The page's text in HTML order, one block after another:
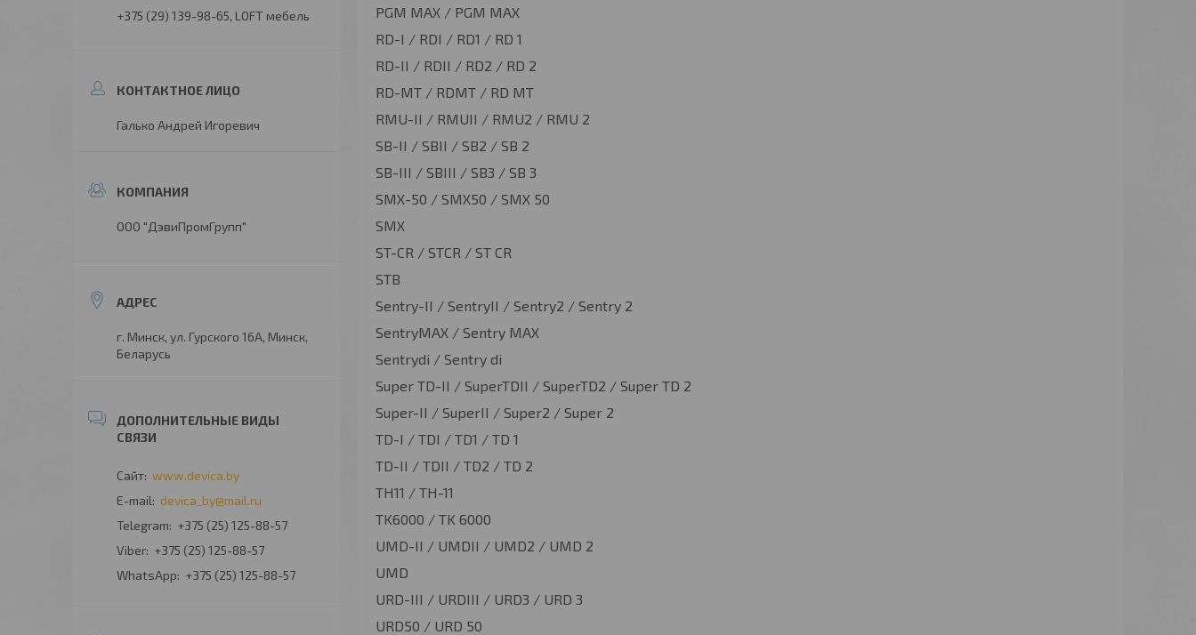
PGM MAX / PGM MAX
RD-I / RDI / RD1 / RD 1
RD-II / RDII / RD2 / RD 2
RD-MT / RDMT / RD MT
RMU-II / RMUII / RMU2 / RMU 2
SB-II / SBII / SB2 / SB 2
SB-III / SBIII / SB3 / SB 3
SMX-50 / SMX50 / SMX 50
SMX
ST-CR / STCR / ST CR
STB
Sentry-II / SentryII / Sentry2 / Sentry 2
SentryMAX / Sentry MAX
Sentrydi / Sentry di
Super TD-II / SuperTDII / SuperTD2 / Super TD 2
Super-II / SuperII / Super2 / Super 2
TD-I / TDI / TD1 / TD 1
TD-II / TDII / TD2 / TD 2
TH11 / TH-11
TK6000 / TK 6000
UMD-II / UMDII / UMD2 / UMD 2
UMD
URD-III / URDIII / URD3 / URD 3
URD50 / URD 50
+375 (29) 139-98-65 LOFT мебель
Галько Андрей Игоревич
ООО "ДэвиПромГрупп"
г. Минск, ул. Гурского 16А, Минск,
Беларусь
www.devica.by
devica_by@mail.ru
+375 (25) 125-88-57
+375 (25) 125-88-57
+375 (25) 125-88-57